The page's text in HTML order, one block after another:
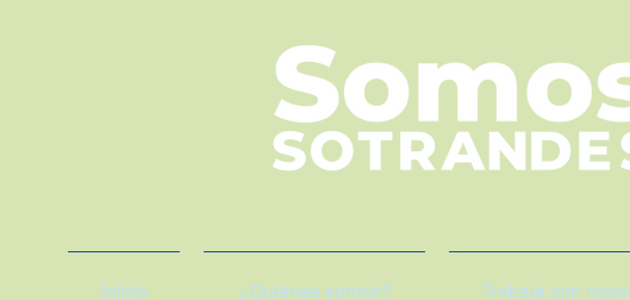
Inicio ¿Quiénes somos? Trabaja con